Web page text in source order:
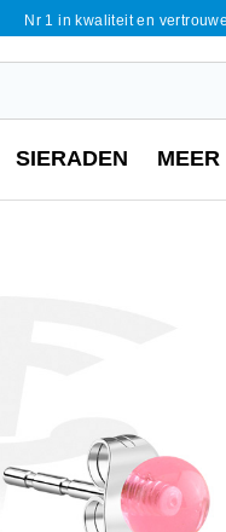
Nr 1 in kwaliteit en
SIERADEN MEER